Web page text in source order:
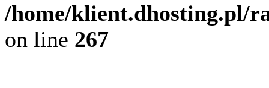
/home/klient.dhosting.pl/
on line 267